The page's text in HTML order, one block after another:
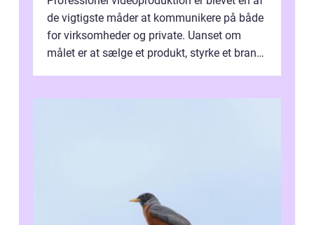
de vigtigste måder at kommunikere på både
for virksomheder og private. Uanset om
målet er at sælge et produkt, styrke et brand,